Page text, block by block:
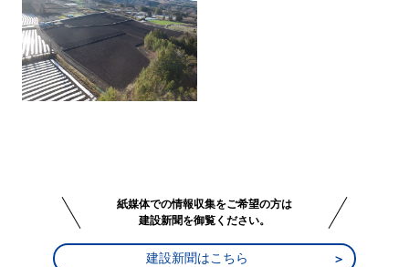
紙媒体での情報収集をご希望の方は
建設新聞を御覧ください。
建設新聞はこちら